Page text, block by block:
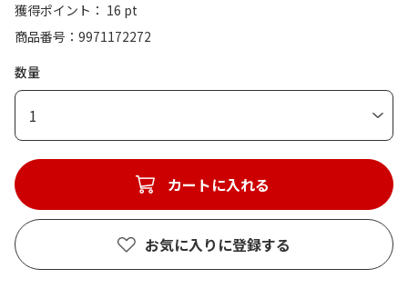
獲得ポイント： 16 pt
商品番号
9971172272
数量
1
カートに入れる
お気に入りに登録する